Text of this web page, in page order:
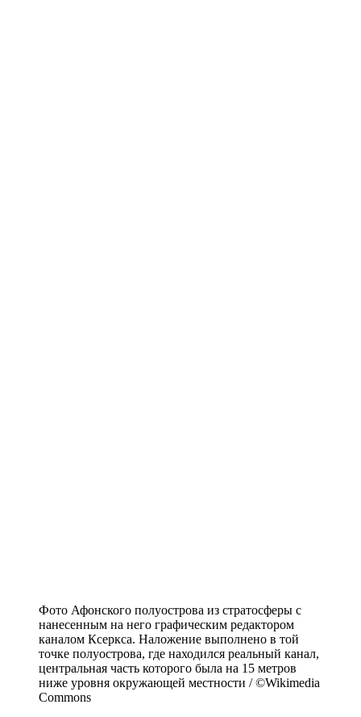
Фото Афонского полуострова из стратосферы с
нанесенным на него графическим редактором
каналом Ксеркса. Наложение выполнено в той
точке полуострова, где находился реальный канал,
центральная часть которого была на 15 метров
ниже уровня окружающей местности / ©Wikimedia
Commons